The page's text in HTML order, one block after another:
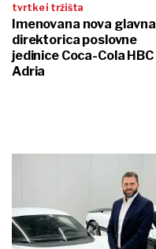
tvrtke i tržišta
Imenovana nova glavna
direktorica poslovne
jedinice Coca-Cola HBC
Adria